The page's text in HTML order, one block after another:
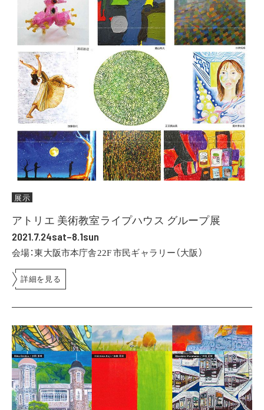
展示
アトリエ 美術教室ライプハウス グループ展
2021.7.24sat–8.1sun
会場：東大阪市本庁舎22F 市民ギャラリー（大阪）
詳細を見る